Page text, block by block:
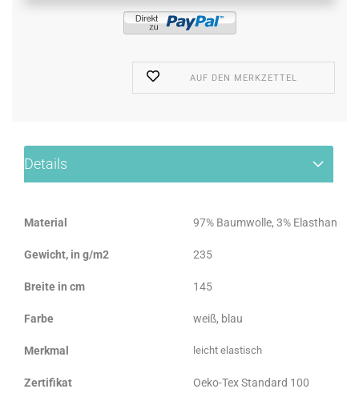
AUF DEN MERKZETTEL
Details
Material 97% Baumwolle, 3% Elasthan
Gewicht, in g/m2 235
Breite in cm 145
Farbe weiß, blau
Merkmal leicht elastisch
Zertifikat Oeko-Tex Standard 100